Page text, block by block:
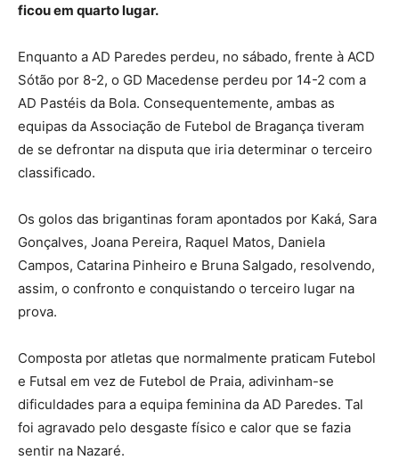
ficou em quarto lugar.
Enquanto a AD Paredes perdeu, no sábado, frente à ACD
Sótão por 8-2, o GD Macedense perdeu por 14-2 com a
AD Pastéis da Bola. Consequentemente, ambas as
equipas da Associação de Futebol de Bragança tiveram
de se defrontar na disputa que iria determinar o terceiro
classificado.
Os golos das brigantinas foram apontados por Kaká, Sara
Gonçalves, Joana Pereira, Raquel Matos, Daniela
Campos, Catarina Pinheiro e Bruna Salgado, resolvendo,
assim, o confronto e conquistando o terceiro lugar na
prova.
Composta por atletas que normalmente praticam Futebol
e Futsal em vez de Futebol de Praia, adivinham-se
dificuldades para a equipa feminina da AD Paredes. Tal
foi agravado pelo desgaste físico e calor que se fazia
sentir na Nazaré.